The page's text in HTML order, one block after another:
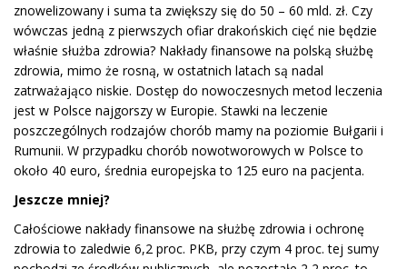
znowelizowany i suma ta zwiększy się do 50 – 60 mld. zł. Czy
wówczas jedną z pierwszych ofiar drakońskich cięć nie będzie
właśnie służba zdrowia? Nakłady finansowe na polską służbę
zdrowia, mimo że rosną, w ostatnich latach są nadal
zatrważająco niskie. Dostęp do nowoczesnych metod leczenia
jest w Polsce najgorszy w Europie. Stawki na leczenie
poszczególnych rodzajów chorób mamy na poziomie Bułgarii i
Rumunii. W przypadku chorób nowotworowych w Polsce to
około 40 euro, średnia europejska to 125 euro na pacjenta.
Jeszcze mniej?
Całościowe nakłady finansowe na służbę zdrowia i ochronę
zdrowia to zaledwie 6,2 proc. PKB, przy czym 4 proc. tej sumy